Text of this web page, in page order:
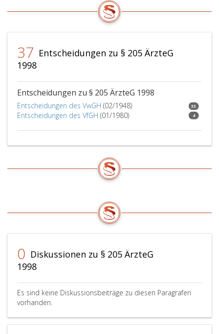
37 Entscheidungen zu § 205 ÄrzteG
1998
Entscheidungen zu § 205 ÄrzteG 1998
Entscheidungen des VwGH (02/1948) 33
Entscheidungen des VfGH (01/1980) 4
0 Diskussionen zu § 205 ÄrzteG
1998
Es sind keine Diskussionsbeiträge zu diesen Paragrafen
vorhanden.